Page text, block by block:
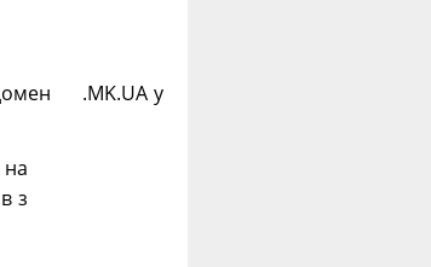
домен .MK.UA у
на
з